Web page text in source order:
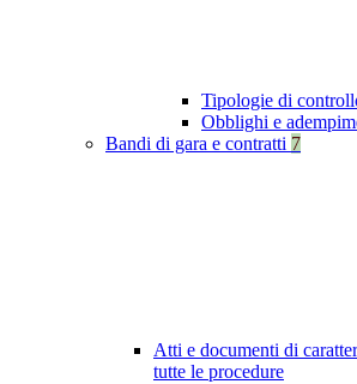
Tipologie di
Obblighi e
Bandi di gara e contratti 7
Atti e documenti di
tutte le procedure